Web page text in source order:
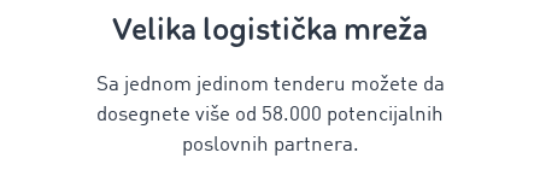
Velika logistička mreža
Sa jednom jedinom tenderu možete da
dosegnete više od 58.000 potencijalnih
poslovnih partnera.